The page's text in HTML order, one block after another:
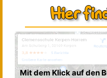
Hier
Mit dem Klick auf den